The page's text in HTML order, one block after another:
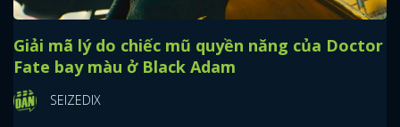
Giải mã lý do chiếc mũ quyền năng của Doctor
Fate bay màu ở Black Adam
SEIZEDIX